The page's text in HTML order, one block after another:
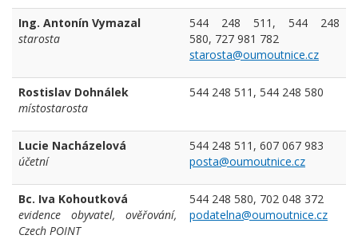
Ing. Antonín Vymazal
starosta
544 248 511, 544 248
580, 727 981 782
starosta@oumoutnice.cz
Rostislav Dohnálek
místostarosta
544 248 511, 544 248 580
Lucie Nacházelová
účetní
544 248 511, 607 067 983
posta@oumoutnice.cz
Bc. Iva Kohoutková
evidence obyvatel, ověřování,
Czech POINT
544 248 580, 702 048 372
podatelna@oumoutnice.cz